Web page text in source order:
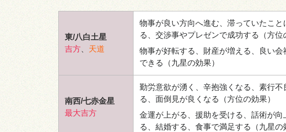
東/八白土星
吉方
天道
物事が良い方向へ進む、滞っていたこ
る、交渉事やプレゼンで成功する
（方位
物事が好転する、財産が増える、良い
できる
（九星の効果）
南西/七赤金星
最大吉方
勤労意欲が湧く、辛抱強くなる、素行
る、面倒見が良くなる
（方位の効果）
金運が上がる、援助を受ける、話術が
る、結婚する、食事で満足する
（九星の